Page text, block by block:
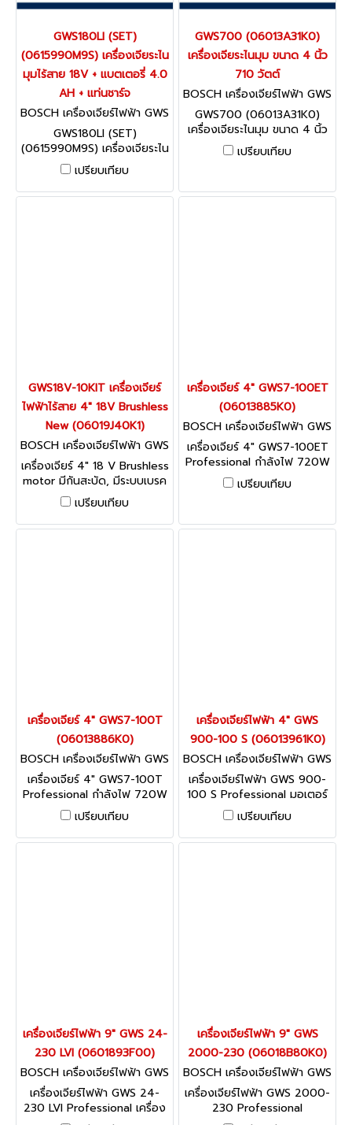
GWS180LI (SET)
(0615990M9S) เครื่องเจียระไน
มุมไร้สาย 18V + แบตเตอรี่ 4.0
AH + แท่นชาร์จ
BOSCH เครื่องเจียร์ไฟฟ้า GWS
180LI (SET) (0615990M9S)
GWS180LI (SET)
(0615990M9S) เครื่องเจียระไน
มุมไร้สาย 18V + แบตเตอรี่ 4.0
AH + แท่นชาร์จ
เปรียบเทียบ
GWS700 (06013A31K0)
เครื่องเจียระไนมุม ขนาด 4 นิ้ว
710 วัตต์
BOSCH เครื่องเจียร์ไฟฟ้า GWS
700 (06013A31K0)
GWS700 (06013A31K0)
เครื่องเจียระไนมุม ขนาด 4 นิ้ว
710 วัตต์
เปรียบเทียบ
GWS18V-10KIT เครื่องเจียร์
ไฟฟ้าไร้สาย 4" 18V Brushless
New (06019J40K1)
BOSCH เครื่องเจียร์ไฟฟ้า GWS
18V-10KIT (06019J40K1)
เครื่องเจียร์ 4" 18 V Brushless
motor มีกันสะบัด, มีระบบเบรค
อัตโนมัติ แบต 2 ก้อน ขนาด
5.0 Ah
เปรียบเทียบ
เครื่องเจียร์ 4" GWS7-100ET
(06013885K0)
BOSCH เครื่องเจียร์ไฟฟ้า GWS
7-100ET (06013885K0)
เครื่องเจียร์ 4" GWS7-100ET
Professional กำลังไฟ 720W
เปรียบเทียบ
เครื่องเจียร์ 4" GWS7-100T
(06013886K0)
BOSCH เครื่องเจียร์ไฟฟ้า GWS
7-100T (06013886K0)
เครื่องเจียร์ 4" GWS7-100T
Professional กำลังไฟ 720W
เปรียบเทียบ
เครื่องเจียร์ไฟฟ้า 4" GWS
900-100 S (06013961K0)
BOSCH เครื่องเจียร์ไฟฟ้า GWS
900-100 S (06013961K0)
เครื่องเจียร์ไฟฟ้า GWS 900-
100 S Professional มอเตอร์
900 วัตต์เพื่อรองรับงานหนัก
โดยเฉพาะ
เปรียบเทียบ
เครื่องเจียร์ไฟฟ้า 9" GWS 24-
230 LVI (0601893F00)
BOSCH เครื่องเจียร์ไฟฟ้า GWS
24-230 LVI (0601893F00)
เครื่องเจียร์ไฟฟ้า GWS 24-
230 LVI Professional เครื่อง
เครื่องเจียร์ไฟฟ้า 9" GWS
2000-230 (06018B80K0)
BOSCH เครื่องเจียร์ไฟฟ้า GWS
2000-230 (06018B80K0)
เครื่องเจียร์ไฟฟ้า GWS 2000-
230 Professional